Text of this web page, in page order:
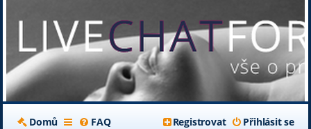
Domů FAQ Přihlásit se
Registrovat